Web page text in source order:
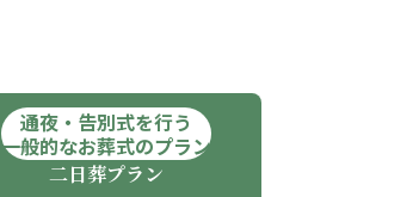
通夜・告別式を行う
一般的なお葬式のプラン
二日葬プラン